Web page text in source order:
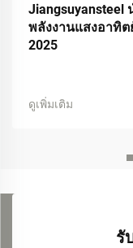
Jiangsuyansteel
พลังงานแสงอาทิต
2025
ดูเพิ่มเติม
รั